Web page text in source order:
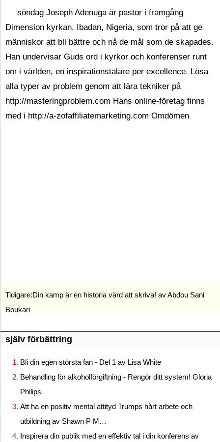
söndag Joseph Adenuga är pastor i framgång
Dimension kyrkan, Ibadan, Nigeria, som tror på att ge
människor att bli bättre och nå de mål som de skapades.
Han undervisar Guds ord i kyrkor och konferenser runt
om i världen, en inspirationstalare per excellence. Lösa
alla typer av problem genom att lära tekniker på
http://masteringproblem.com Hans online-företag finns
med i http://a-zofaffiliatemarketing.com Omdömen
Tidigare:Din kamp är en historia värd att skriva! av Abdou Sani
Boukari
själv förbättring
Bli din egen största fan - Del 1 av Lisa White
Behandling för alkoholförgiftning - Rengör ditt system! Gloria
Philips
Att ha en positiv mental attityd Trumps hårt arbete och
utbildning av Shawn P M…
Inspirera din publik med en effektiv tal i din konferens av